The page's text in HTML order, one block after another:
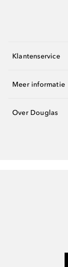
Klantenservice
Meer informatie
Over Douglas